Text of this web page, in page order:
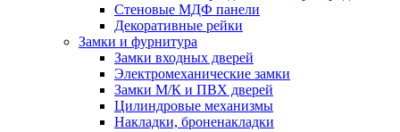
Стеновые МДФ панели
Декоративные рейки
Замки и фурнитура
Замки входных дверей
Электромеханические замки
Замки М/К и ПВХ дверей
Цилиндровые механизмы
Накладки, броненакладки